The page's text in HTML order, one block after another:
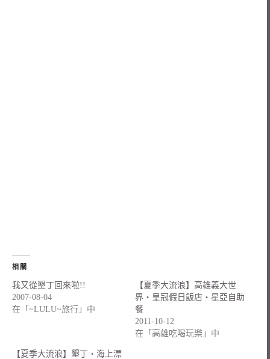
相關
我又從墾丁回來啦!!
2007-08-04
在「~LULU~旅行」中
【夏季大流浪】高雄義大世
界‧皇冠假日飯店‧星亞自助
餐
2011-10-12
在「高雄吃喝玩樂」中
【夏季大流浪】墾丁‧海上漂